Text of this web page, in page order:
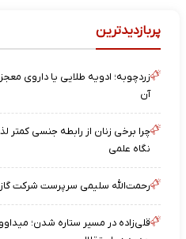
پربازدیدترین
زردچوبه؛ ادویه طلایی یا داروی
آن
نگاه علمی
رحمت‌الله سلیمی سرپرست شرکت
قلی‌زاده در مسیر ستاره شدن؛